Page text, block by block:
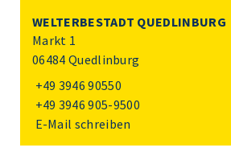
WELTERBESTADT QUEDLINBURG
Markt 1
06484 Quedlinburg
+49 3946 90550
+49 3946 905-9500
E-Mail schreiben